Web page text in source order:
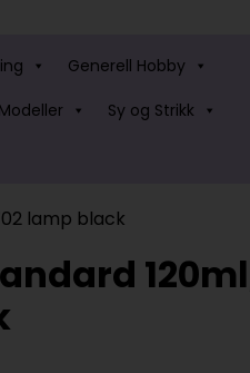
Generell Hobby
Sy og Strikk
lamp black